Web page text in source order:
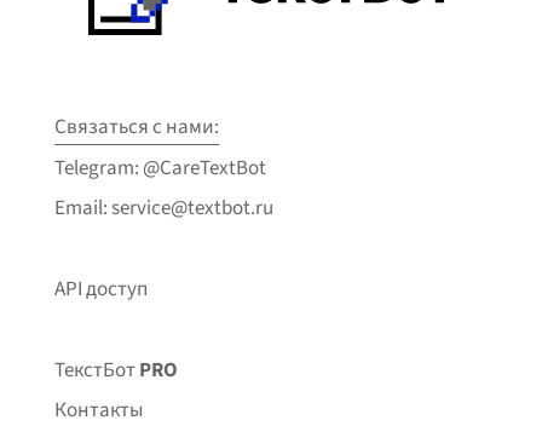
Связаться с нами:
Telegram: @CareTextBot
Email: service@textbot.ru
API доступ
ТекстБотPRO
Контакты